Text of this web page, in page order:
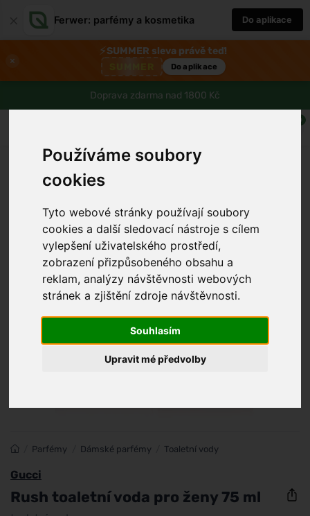
Používáme soubory
cookies
Tyto webové stránky používají soubory
cookies a další sledovací nástroje s cílem
vylepšení uživatelského prostředí,
zobrazení přizpůsobeného obsahu a
reklam, analýzy návštěvnosti webových
stránek a zjištění zdroje návštěvnosti.
Souhlasím
Upravit mé předvolby
Ferwer: parfémy a kosmetika Do aplikace
×
⚡SUMMER sleva právě teď!
Do aplikace
Doprava zdarma nad 1800 Kč
0
Parfémy Dámské parfémy Toaletní vody
Gucci
Rush toaletní voda pro ženy 75 ml